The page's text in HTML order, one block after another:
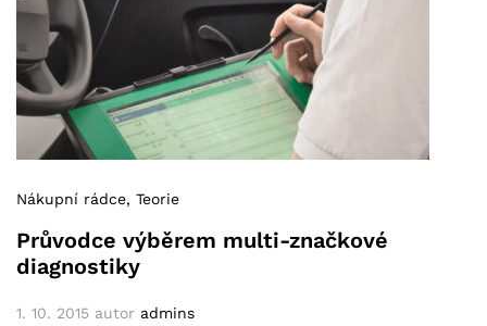
Nákupní rádce, Teorie
Průvodce výběrem multi-značkové
diagnostiky
1. 10. 2015 autor admins